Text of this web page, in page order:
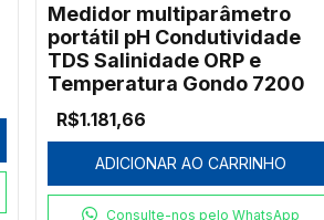
Medidor multiparâmetro
portátil pH Condutividade
TDS Salinidade ORP e
Temperatura Gondo 7200
R$1.181,66
ADICIONAR AO CARRINHO
Consulte-nos pelo WhatsApp